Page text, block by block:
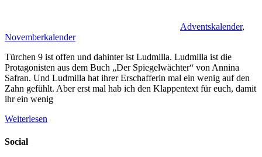
Adventskalender,
Novemberkalender
Türchen 9 ist offen und dahinter ist Ludmilla. Ludmilla ist die
Protagonisten aus dem Buch „Der Spiegelwächter“ von Annina
Safran. Und Ludmilla hat ihrer Erschafferin mal ein wenig auf den
Zahn gefühlt. Aber erst mal hab ich den Klappentext für euch, damit
ihr ein wenig
Weiterlesen
Social